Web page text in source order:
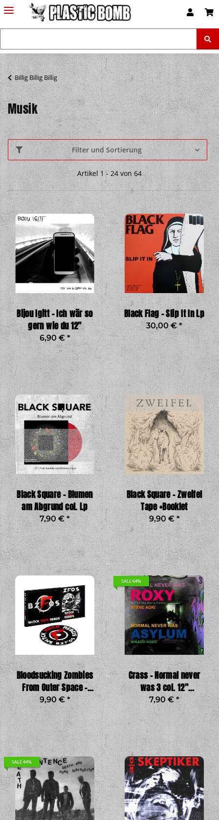
Billig Billig Billig
Musik
Filter und Sortierung
Artikel 1 - 24 von 64
Bijou Igitt - Ich wär so
gern wie du 12"
6,90 € *
Black Flag - Slip It In Lp
30,00 €*
Black Square - Blumen
am Abgrund col. Lp
7,90 €*
Black Square - Zweifel
Tape +Booklet
9,90 € *
Bloodsucking Zombies
From Outer Space -
Shock Rock Rebels CD
9,90 €*
SALE 64%
Crass - Normal never
was 3 col. 12"
EINZELTEIL!
7,90 € *
SALE 44%